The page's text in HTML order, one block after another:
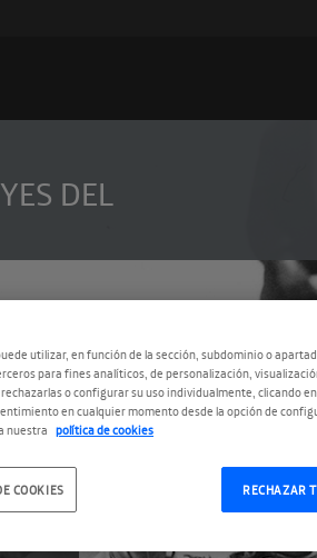
DEL
utilizar, en función de la sección, subdominio o
para fines analíticos, de personalización,
o configurar su uso individualmente, clicando
en cualquier momento desde la opción de
nuestra política de cookies
RECHAZAR
COOKIES